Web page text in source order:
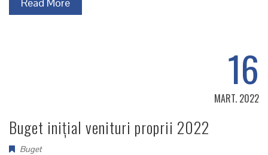
16
MART. 2022
Buget inițial venituri proprii 2022
Buget